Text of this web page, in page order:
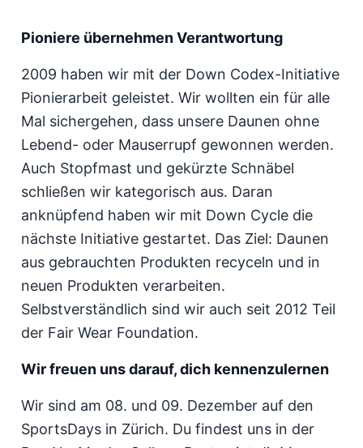
Pioniere übernehmen Verantwortung
2009 haben wir mit der Down Codex-Initiative
Pionierarbeit geleistet. Wir wollten ein für alle
Mal sichergehen, dass unsere Daunen ohne
Lebend- oder Mauserrupf gewonnen werden.
Auch Stopfmast und gekürzte Schnäbel
schließen wir kategorisch aus. Daran
anknüpfend haben wir mit Down Cycle die
nächste Initiative gestartet. Das Ziel: Daunen
aus gebrauchten Produkten recyceln und in
neuen Produkten verarbeiten.
Selbstverständlich sind wir auch seit 2012 Teil
der Fair Wear Foundation.
Wir freuen uns darauf, dich kennenzulernen
Wir sind am 08. und 09. Dezember auf den
SportsDays in Zürich. Du findest uns in der